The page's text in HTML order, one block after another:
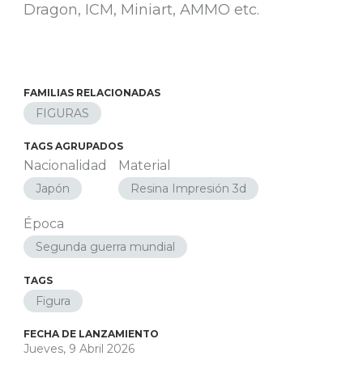
Dragon, ICM, Miniart, AMMO etc.
FAMILIAS RELACIONADAS
FIGURAS
TAGS AGRUPADOS
Nacionalidad
Japón
Material
Resina Impresión 3d
Época
Segunda guerra mundial
TAGS
Figura
FECHA DE LANZAMIENTO
Jueves, 9 Abril 2026